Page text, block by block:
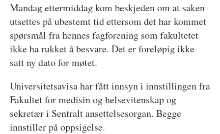
Mandag ettermiddag kom beskjeden om at saken
utsettes på ubestemt tid ettersom det har kommet
spørsmål fra hennes fagforening som fakultetet
ikke ha rukket å besvare. Det er foreløpig ikke
satt ny dato for møtet.
Universitetsavisa har fått innsyn i innstillingen fra
Fakultet for medisin og helsevitenskap og
sekretær i Sentralt ansettelsesorgan. Begge
innstiller på oppsigelse.